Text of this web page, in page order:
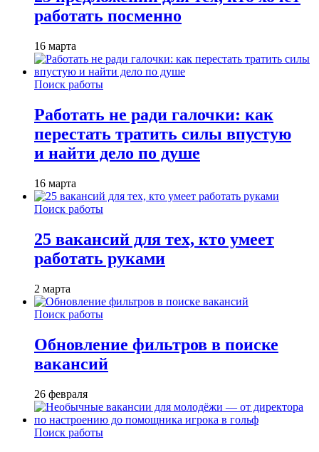
работать посменно
16 марта
Поиск работы
Работать не ради галочки: как
перестать тратить силы впустую
и найти дело по душе
16 марта
Поиск работы
25 вакансий для тех, кто умеет
работать руками
2 марта
Поиск работы
Обновление фильтров в поиске
вакансий
26 февраля
Поиск работы